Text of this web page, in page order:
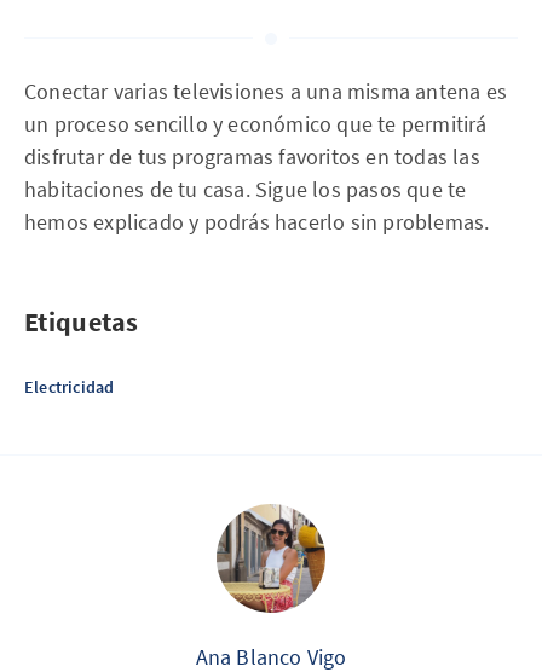
Conectar varias televisiones a una misma antena es
un proceso sencillo y económico que te permitirá
disfrutar de tus programas favoritos en todas las
habitaciones de tu casa. Sigue los pasos que te
hemos explicado y podrás hacerlo sin problemas.
Etiquetas
Electricidad
Ana Blanco Vigo